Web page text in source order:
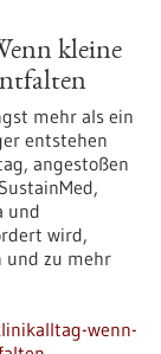
kleine
mehr als ein
entstehen
angestoßen
und
wird,
und zu mehr
wenn-